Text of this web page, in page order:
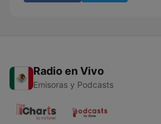
Radio en Vivo
Emisoras y Podcasts